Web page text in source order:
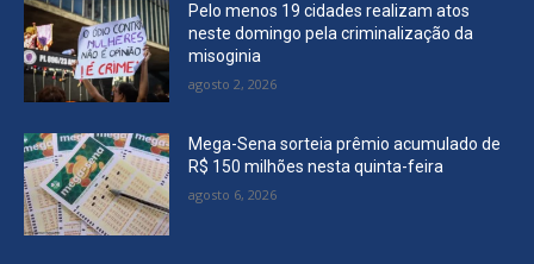
Pelo menos 19 cidades realizam atos
neste domingo pela criminalização da
misoginia
agosto 2, 2026
Mega-Sena sorteia prêmio acumulado de
R$ 150 milhões nesta quinta-feira
agosto 6, 2026